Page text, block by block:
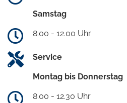
Samstag
8.00 - 12.00 Uhr
Service
Montag bis Donnerstag
8.00 - 12.30 Uhr